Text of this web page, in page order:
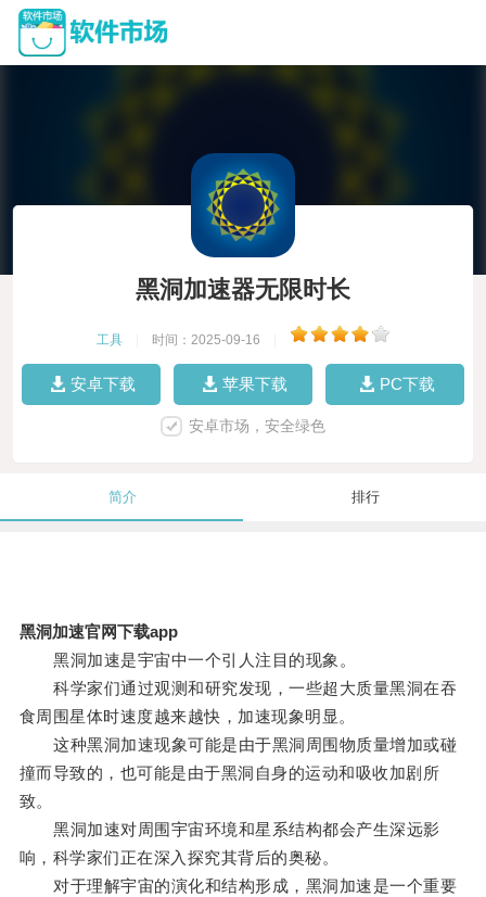
黑洞加速器无限时长
工具 时间：2025-09-16
安卓下载 苹果下载 PC下载
安卓市场，安全绿色
简介 排行
黑洞加速官网下载app
黑洞加速是宇宙中一个引人注目的现象。
科学家们通过观测和研究发现，一些超大质量黑洞在吞
食周围星体时速度越来越快，加速现象明显。
这种黑洞加速现象可能是由于黑洞周围物质量增加或碰
撞而导致的，也可能是由于黑洞自身的运动和吸收加剧所
致。
黑洞加速对周围宇宙环境和星系结构都会产生深远影
响，科学家们正在深入探究其背后的奥秘。
对于理解宇宙的演化和结构形成，黑洞加速是一个重要